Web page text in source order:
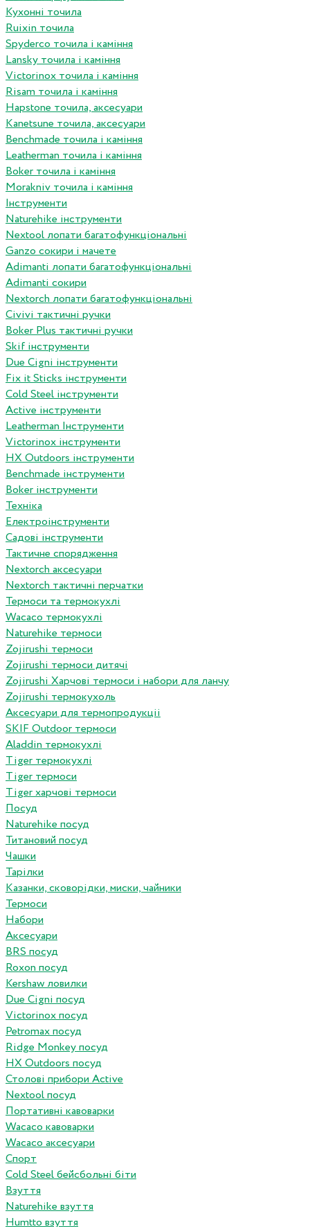
Кухонні точила
Ruixin точила
Spyderco точила і каміння
Lansky точила і каміння
Victorinox точила і каміння
Risam точила і каміння
Hapstone точила, аксесуари
Kanetsune точила, аксесуари
Benchmade точила і каміння
Leatherman точила і каміння
Boker точила і каміння
Morakniv точила і каміння
Інструменти
Naturehike інструменти
Nextool лопати багатофункціональні
Ganzo сокири і мачете
Adimanti лопати багатофункціональні
Adimanti сокири
Nextorch лопати багатофункціональні
Сivivi тактичні ручки
Boker Plus тактичні ручки
Skif інструменти
Due Cigni інструменти
Fix it Sticks інструменти
Сold Steel інструменти
Active інструменти
Leatherman Інструменти
Victorinox інструменти
HX Outdoors інструменти
Benchmade інструменти
Boker інструменти
Техніка
Електроінструменти
Садові інструменти
Тактичне спорядження
Nextorch аксесуари
Nextorch тактичні перчатки
Термоси та термокухлі
Wacaco термокухлі
Naturehike термоси
Zojirushi термоси
Zojirushi термоси дитячі
Zojirushi Харчові термоси і набори для ланчу
Zojirushi термокухоль
Аксесуари для термопродукціі
SKIF Outdoor термоси
Aladdin термокухлі
Tiger термокухлі
Tiger термоси
Tiger харчові термоси
Посуд
Naturehike посуд
Титановий посуд
Чашки
Тарілки
Казанки, сковорідки, миски, чайники
Термоси
Набори
Аксесуари
BRS посуд
Roxon посуд
Kershaw ловилки
Due Cigni посуд
Victorinox посуд
Petromax посуд
Ridge Monkey посуд
HX Outdoors посуд
Столові прибори Active
Nextool посуд
Портативні кавоварки
Wacaco кавоварки
Wacaco аксесуари
Спорт
Cold Steel бейсбольні біти
Взуття
Naturehike взуття
Humtto взуття